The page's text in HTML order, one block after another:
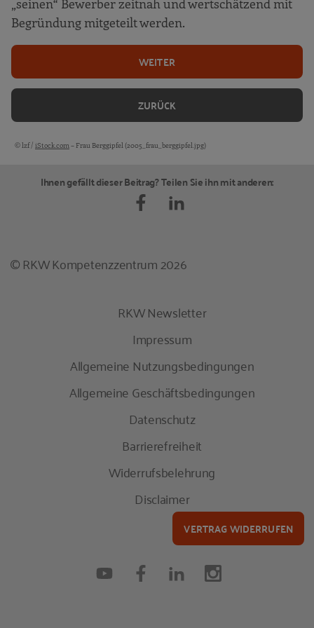
Begründung mitgeteilt werden.
ZURÜCK
WEITER
Bildquellen und Copyright-Hinweise
© lzf / iStock.com – Frau Berggipfel (2005_frau_berggipfel.jpg)
Ihnen gefällt dieser Beitrag? Teilen Sie ihn mit anderen:
© RKW Kompetenzzentrum 2026
RKW Newsletter
Impressum
Allgemeine Nutzungsbedingungen
Allgemeine Geschäftsbedingungen
Datenschutz
Barrierefreiheit
Widerrufsbelehrung
Disclaimer
VERTRAG WIDERRUFEN